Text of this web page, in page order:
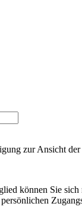
zur Ansicht
können Sie sich